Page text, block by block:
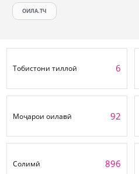
ОИЛА.ТЧ
Тобистони тиллоӣ 6
Моҷарои оилавӣ 92
Солимӣ 896